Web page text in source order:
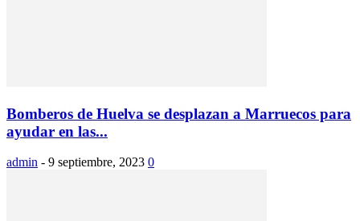
Bomberos de Huelva se desplazan a Marruecos para
ayudar en las...
admin - 9 septiembre, 2023 0